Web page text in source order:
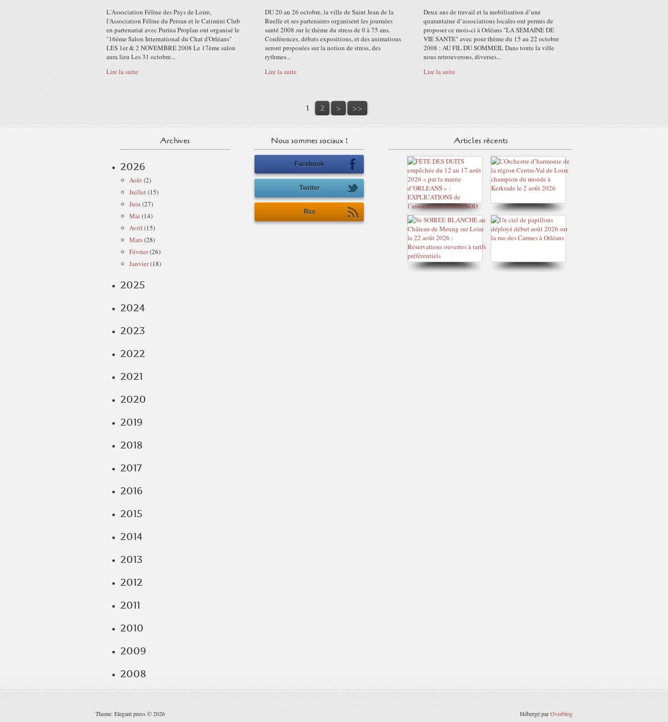
L'Association Féline des Pays de Loire,
l'Association Féline du Persan et le Catimini Club
en partenariat avec Purina Proplan ont organisé le
"16ème Salon International du Chat d'Orléans"
LES 1er & 2 NOVEMBRE 2008 Le 17ème salon
aura lieu Les 31 octobre...
Lire la suite
DU 20 au 26 octobre, la ville de Saint Jean de la
Ruelle et ses partenaires organisent les journées
santé 2008 sur le thème du stress de 0 à 75 ans.
Conférences, débats expositions, et des animations
seront proposées sur la notion de stress, des
rythmes...
Lire la suite
Deux ans de travail et la mobilisation d’une
quarantaine d’associations locales ont permis de
proposer ce mois-ci à Orléans "LA SEMAINE DE
VIE SANTE" avec pour thème du 15 au 22 octobre
2008 : AU FIL DU SOMMEIL Dans toute la ville
nous retrouverons, diverses...
Lire la suite
1 2 > >>
Archives
2026
Août(2)
Juillet(15)
Juin (27)
Mai (14)
Avril (15)
Mars(28)
Février(26)
Janvier(18)
2025
2024
2023
2022
2021
2020
2019
2018
2017
2016
2015
2014
2013
2012
2011
2010
2009
2008
Nous sommes sociaux !
Facebook
Twitter
Rss
Articles récents
Theme: Elegant press © 2026 Hébergé parOverblog